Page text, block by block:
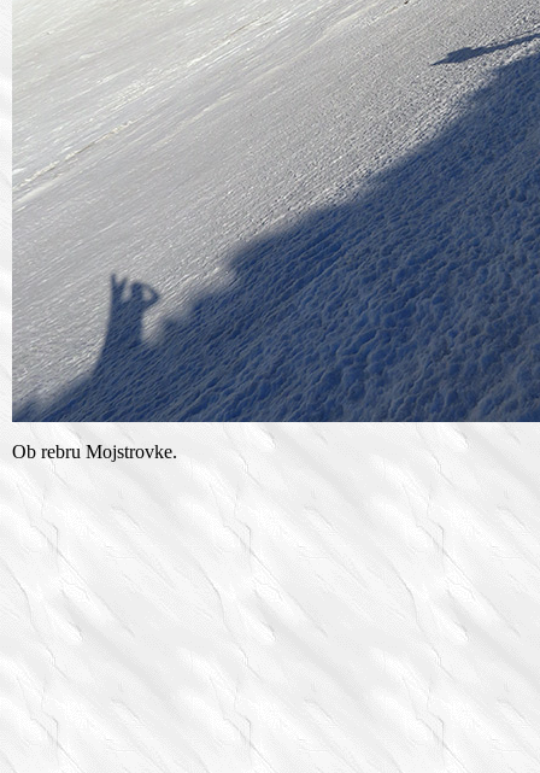
Ob rebru Mojstrovke.